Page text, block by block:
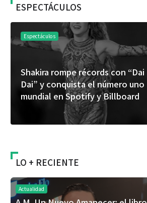
ESPECTÁCULOS
Espectáculos
Shakira rompe récords con “Dai
Dai” y conquista el número uno
mundial en Spotify y Billboard
LO + RECIENTE
Actualidad